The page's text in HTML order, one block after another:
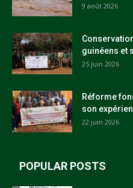
9 août 2026
guinéens et
25 juin 2026
Réforme
son
22 juin 2026
POPULAR POSTS